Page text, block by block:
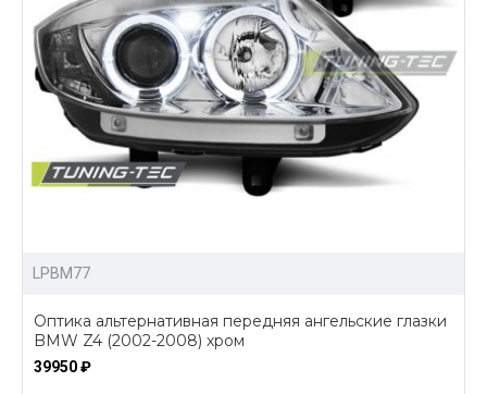
LPBM77
Оптика альтернативная передняя ангельские глазки
BMW Z4 (2002-2008) хром
39950 ₽